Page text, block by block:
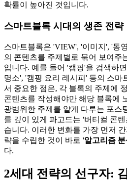
확률이 높아진 것입니다.
스마트블록 시대의 생존 전략
스마트블록은 'VIEW', '이미지', '동
의 콘텐츠를 주제별로 묶어 보여주
입니다. 예를 들어 '캠핑'을 검색하
명소', '캠핑 요리 레시피' 등의 스마
서 중요한 점은, 각 블록의 주제에
콘텐츠를 작성해야만 해당 블록에
광범위한 주제를 얕게 다루는 포스
를 깊이 있게 파고드는 '버티컬 콘
습니다. 이러한 변화를 가장 먼저
략을 수립한 것이 바로 '알고리즘
다.
2세대 전략의 선구자: